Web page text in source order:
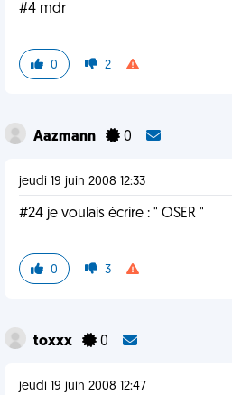
#4 mdr
0 2
Aazmann 0
jeudi 19 juin 2008 12:33
#24 je voulais écrire : " OSER "
0 3
toxxx 0
jeudi 19 juin 2008 12:47